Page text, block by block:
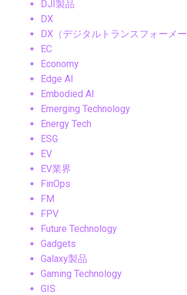
DJI製品
DX
DX（デジタルトランスフォーメー
EC
Economy
Edge AI
Embodied AI
Emerging Technology
Energy Tech
ESG
EV
EV業界
FinOps
FM
FPV
Future Technology
Gadgets
Galaxy製品
Gaming Technology
GIS